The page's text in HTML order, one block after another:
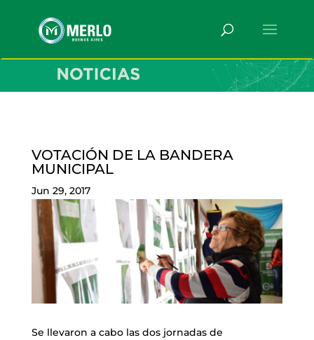
VOTACIÓN DE LA BANDERA
MUNICIPAL
Jun 29, 2017
Se llevaron a cabo las dos jornadas de